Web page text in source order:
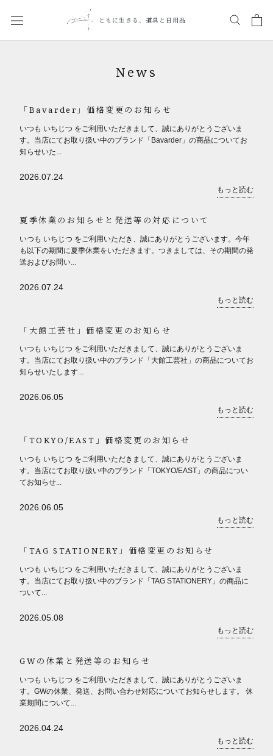
ともに生きる、道具と日用品
News
「Bavarder」価格変更のお知らせ
いつも いちじつ をご利用いただきまして、誠にありがとうございま
す。当店にてお取り扱い中のブランド「Bavarder」の商品についてお
知らせいた...
2026.07.24
もっと読む
夏季休業のお知らせと発送等の対応について
いつも いちじつ をご利用いただき、誠にありがとうございます。今年
も以下の期間に夏季休業をいただきます。つきましては、その期間の発
送およびお問い...
2026.07.24
もっと読む
「大館工芸社」価格変更のお知らせ
いつも いちじつ をご利用いただきまして、誠にありがとうございま
す。当店にてお取り扱い中のブランド「大館工芸社」の商品についてお
知らせいたします...
2026.06.05
もっと読む
「TOKYO/EAST」価格変更のお知らせ
いつも いちじつ をご利用いただきまして、誠にありがとうございま
す。当店にてお取り扱い中のブランド「TOKYO/EAST」の商品につい
てお知らせ...
2026.06.05
もっと読む
「TAG STATIONERY」価格変更のお知らせ
いつも いちじつ をご利用いただきまして、誠にありがとうございま
す。当店にてお取り扱い中のブランド「TAG STATIONERY」の商品に
ついて...
2026.05.08
もっと読む
GWの休業と発送等のお知らせ
いつも いちじつ をご利用いただきまして、誠にありがとうございま
す。GWの休業、発送、お問い合わせ対応についてお知らせします。 休
業期間について...
2026.04.24
もっと読む